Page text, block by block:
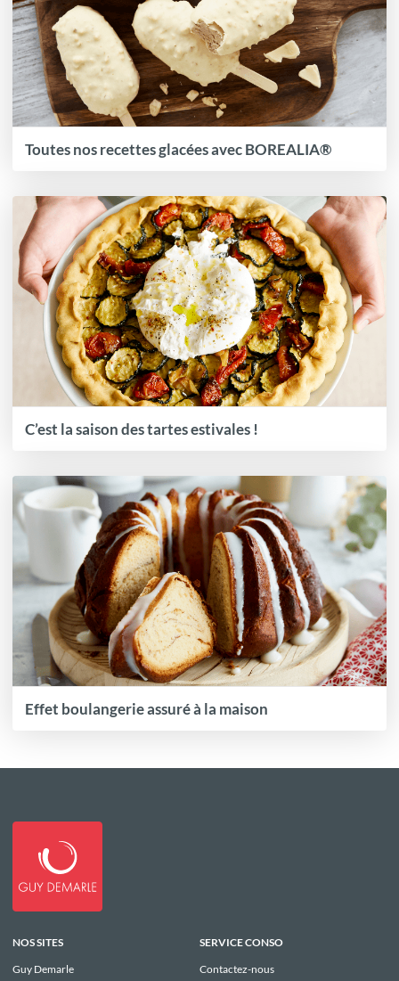
Toutes nos recettes glacées avec BOREALIA®
C’est la saison des tartes estivales !
Effet boulangerie assuré à la maison
NOS SITES
Guy Demarle
SERVICE CONSO
Contactez-nous